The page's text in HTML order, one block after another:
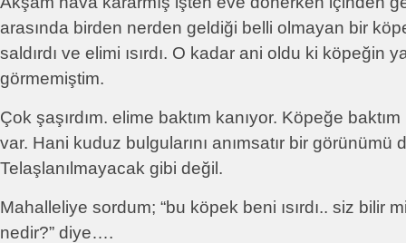
arasında birden nerden geldiği belli olmayan bir
saldırdı ve elimi ısırdı. O kadar ani oldu ki köpeğin
görmemiştim.
Çok şaşırdım. elime baktım kanıyor. Köpeğe
var. Hani kuduz bulgularını anımsatır bir görünümü
Telaşlanılmayacak gibi değil.
Mahalleliye sordum; “bu köpek beni ısırdı.. siz bilir
nedir?” diye….